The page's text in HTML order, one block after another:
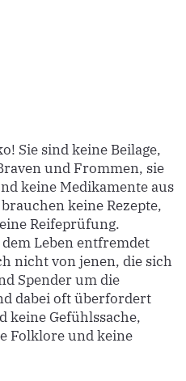
Sie sind keine Beilage,
und Frommen, sie
keine Medikamente aus
keine Rezepte,
Reifeprüfung.
Leben entfremdet
nicht von jenen, die sich
Spender um die
dabei oft überfordert
keine Gefühlssache,
Folklore und keine